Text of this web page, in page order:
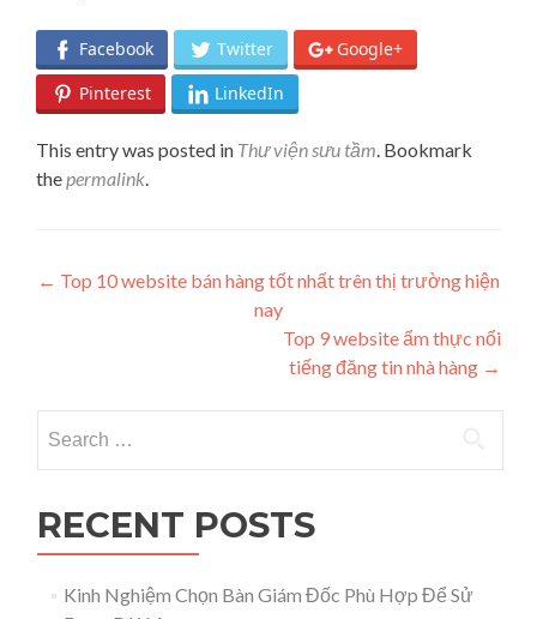
Facebook Twitter
Google+
Pinterest
LinkedIn
This entry was posted in Thư viện sưu tầm . Bookmark
the permalink
Post navigation
← Top 10 website bán hàng tốt nhất trên thị trường hiện
nay
Top 9 website ẩm thực nổi
tiếng đăng tin nhà hàng →
RECENT POSTS
Kinh Nghiệm Chọn Bàn Giám Đốc Phù Hợp Để Sử